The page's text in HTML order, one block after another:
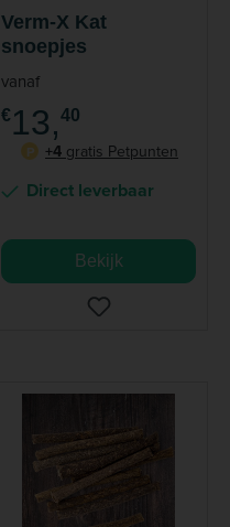
Verm-X Kat
snoepjes
vanaf
€13,40
P
+4 gratis Petpunten
Direct leverbaar
Bekijk